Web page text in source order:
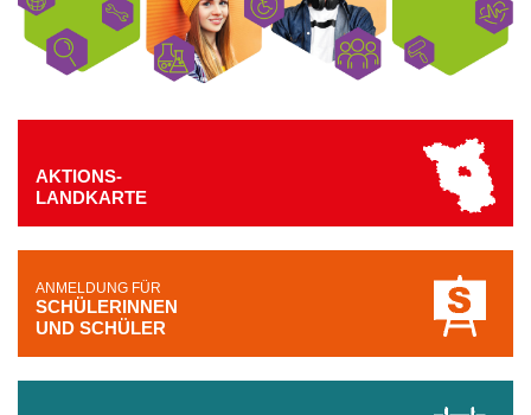
AKTIONS-
LANDKARTE
ANMELDUNG FÜR
SCHÜLERINNEN
UND SCHÜLER